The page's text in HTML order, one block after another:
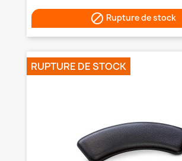
 Rupture de stock
RUPTURE DE STOCK